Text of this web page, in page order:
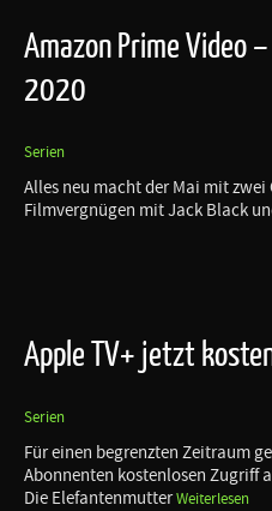
Amazon Prime Video
2020
Serien
Alles neu macht der Mai mit
Filmvergnügen mit Jack Black
Apple TV+ jetzt
Serien
Für einen begrenzten Zeitraum
Abonnenten kostenlosen Zugriff
Die ElefantenmutterWeiterlesen